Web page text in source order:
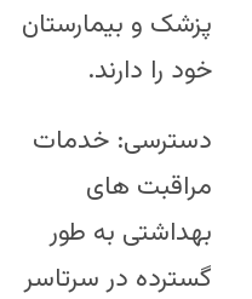
پزشک و بیمارستان
خود را دارند.
دسترسی: خدمات
مراقبت های
بهداشتی به طور
گسترده در سرتاسر